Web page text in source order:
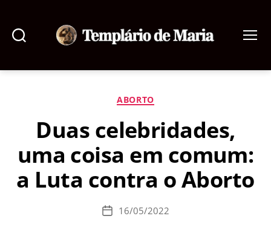
de
Categorias
ABORTO
Duas celebridades,
uma coisa em comum:
a Luta contra o Aborto
Data16/05/2022